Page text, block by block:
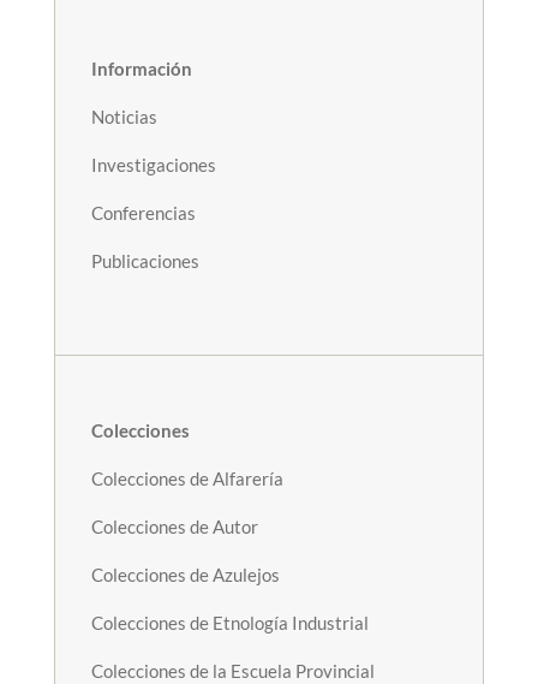
Información
Noticias
Investigaciones
Conferencias
Publicaciones
Colecciones
Colecciones de Alfarería
Colecciones de Autor
Colecciones de Azulejos
Colecciones de Etnología Industrial
Colecciones de la Escuela Provincial